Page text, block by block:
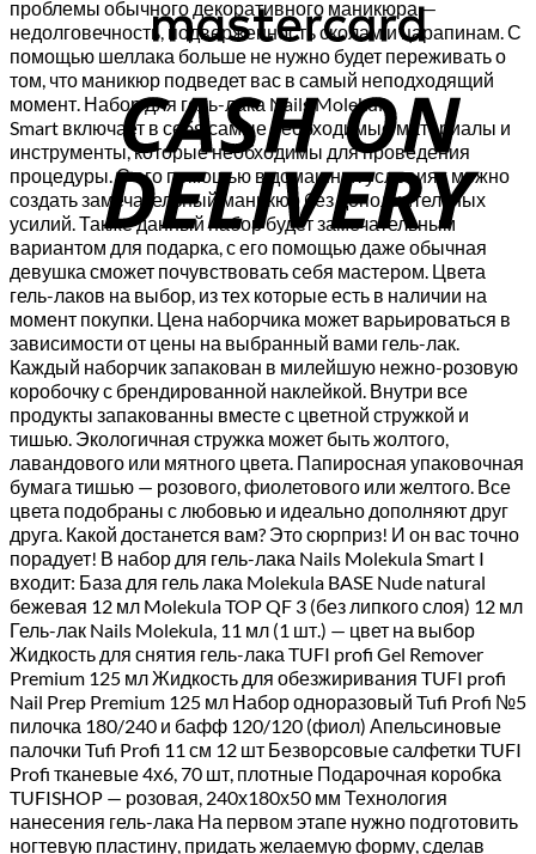
проблемы обычного декоративного маникюра —
недолговечность, подверженность сколам и царапинам. С
помощью шеллака больше не нужно будет переживать о
том, что маникюр подведет вас в самый неподходящий
момент. Набор для гель-лака Nails Molekula
Smart включает в себя самые необходимые материалы и
инструменты, которые необходимы для проведения
процедуры. С его помощью в домашних условиях можно
создать замечательный маникюр без дополнительных
усилий. Также данный набор будет замечательным
вариантом для подарка, с его помощью даже обычная
девушка сможет почувствовать себя мастером. Цвета
гель-лаков на выбор, из тех которые есть в наличии на
момент покупки. Цена наборчика может варьироваться в
зависимости от цены на выбранный вами гель-лак.
Каждый наборчик запакован в милейшую нежно-розовую
коробочку с брендированной наклейкой. Внутри все
продукты запакованны вместе с цветной стружкой и
тишью. Экологичная стружка может быть жолтого,
лавандового или мятного цвета. Папиросная упаковочная
бумага тишью — розового, фиолетового или желтого. Все
цвета подобраны с любовью и идеально дополняют друг
друга. Какой достанется вам? Это сюрприз! И он вас точно
порадует! В набор для гель-лака Nails Molekula Smart I
входит: База для гель лака Molekula BASE Nude natural
бежевая 12 мл Molekula TOP QF 3 (без липкого слоя) 12 мл
Гель-лак Nails Molekula, 11 мл (1 шт.) — цвет на выбор
Жидкость для снятия гель-лака TUFI profi Gel Remover
Premium 125 мл Жидкость для обезжиривания TUFI profi
Nail Prep Premium 125 мл Набор одноразовый Tufi Profi №5
пилочка 180/240 и бафф 120/120 (фиол) Апельсиновые
палочки Tufi Profi 11 см 12 шт Безворсовые салфетки TUFI
Profi тканевые 4х6, 70 шт, плотные Подарочная коробка
TUFISHOP — розовая, 240х180х50 мм Технология
нанесения гель-лака На первом этапе нужно подготовить
ногтевую пластину, придать желаемую форму, сделав